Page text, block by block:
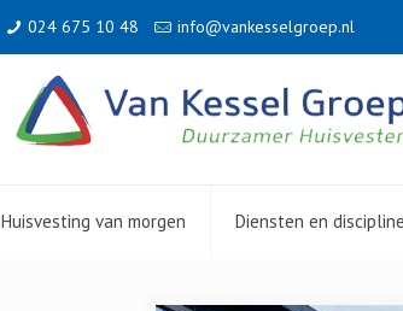
024 675 10 48 info@vankesselgroep.nl
Huisvesting van morgen Diensten en